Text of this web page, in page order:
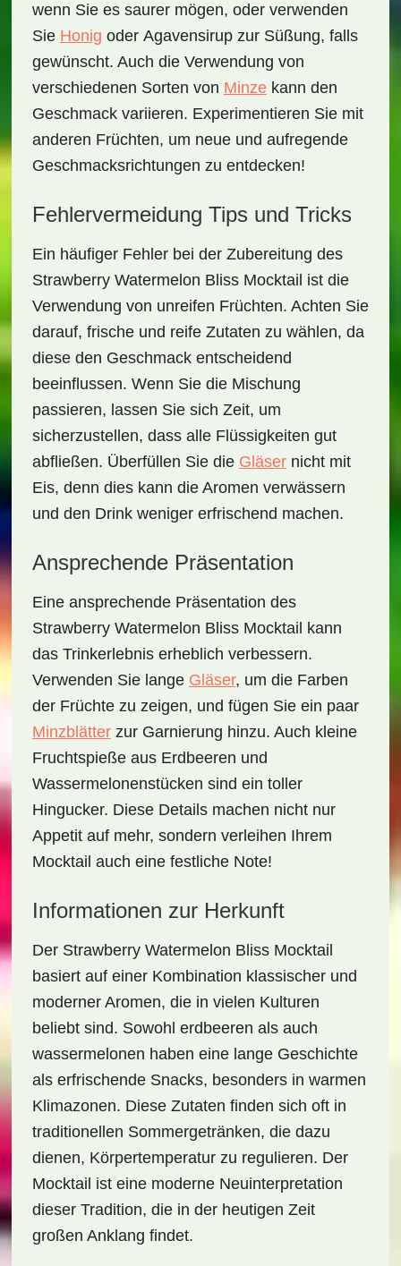
wenn Sie es saurer mögen, oder verwenden
Sie Honig oder Agavensirupzur Süßung, falls
gewünscht. Auch die Verwendung von
verschiedenen Sorten von Minzekann den
Geschmack variieren. Experimentieren Sie mit
anderen Früchten, um neue und aufregende
Geschmacksrichtungen zu entdecken!
Fehlervermeidung Tips und Tricks
Ein häufiger Fehler bei der Zubereitung des
Strawberry Watermelon Bliss Mocktail ist die
Verwendung von unreifen Früchten. Achten Sie
darauf, frische und reife Zutaten zu wählen, da
diese den Geschmack entscheidend
beeinflussen. Wenn Sie die Mischung
passieren, lassen Sie sich Zeit, um
sicherzustellen, dass alle Flüssigkeiten gut
abfließen. Überfüllen Sie die Gläsernicht mit
Eis, denn dies kann die Aromen verwässern
und den Drink weniger erfrischend machen.
Ansprechende Präsentation
Eine ansprechende Präsentation des
Strawberry Watermelon Bliss Mocktail kann
das Trinkerlebnis erheblich verbessern.
Verwenden Sie lange Gläser, um die Farben
der Früchte zu zeigen, und fügen Sie ein paar
Minzblätterzur Garnierung hinzu. Auch kleine
Fruchtspießeaus Erdbeeren und
Wassermelonenstücken sind ein toller
Hingucker. Diese Details machen nicht nur
Appetit auf mehr, sondern verleihen Ihrem
Mocktail auch eine festliche Note!
Informationen zur Herkunft
Der Strawberry Watermelon Bliss Mocktail
basiert auf einer Kombination klassischer und
moderner Aromen, die in vielen Kulturen
beliebt sind. Sowohl erdbeeren als auch
wassermelonen haben eine lange Geschichte
als erfrischende Snacks, besonders in warmen
Klimazonen. Diese Zutaten finden sich oft in
traditionellen Sommergetränken, die dazu
dienen, Körpertemperatur zu regulieren. Der
Mocktail ist eine moderne Neuinterpretation
dieser Tradition, die in der heutigen Zeit
großen Anklang findet.